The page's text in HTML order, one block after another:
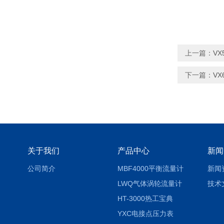
上一篇：
下一篇：
关于我们
公司简介
产品中心
MBF4000平衡流量计
LWQ气体涡轮流量计
HT-3000热工宝典
YXC电接点压力表
新
新闻
技术